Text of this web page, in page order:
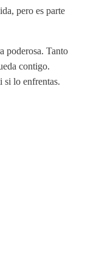
pero es parte
poderosa. Tanto
contigo.
si lo enfrentas.